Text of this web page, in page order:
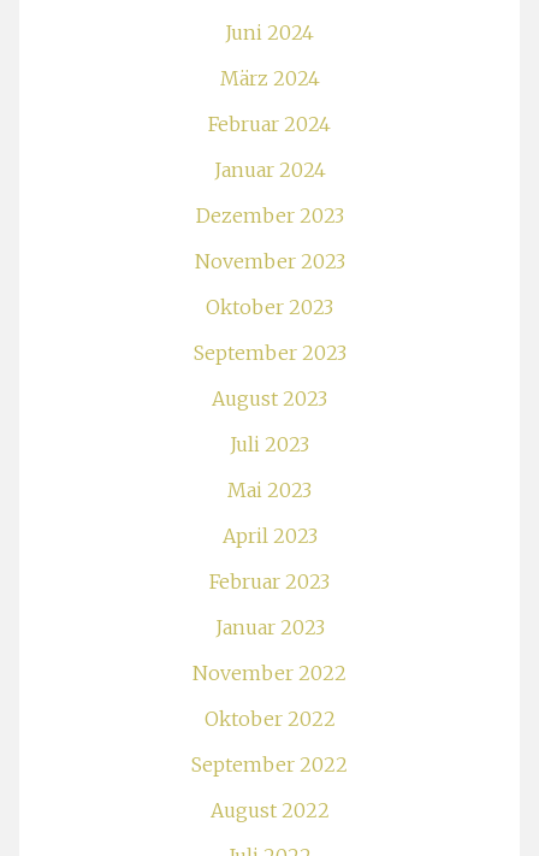
Juni 2024
März 2024
Februar 2024
Januar 2024
Dezember 2023
November 2023
Oktober 2023
September 2023
August 2023
Juli 2023
Mai 2023
April 2023
Februar 2023
Januar 2023
November 2022
Oktober 2022
September 2022
August 2022